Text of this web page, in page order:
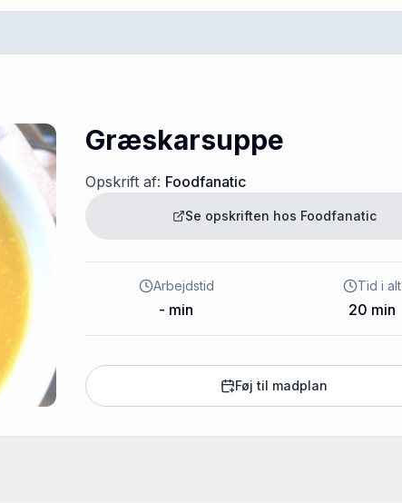
Græskarsuppe
Opskrift af: Foodfanatic
Se opskriften hos Foodfanatic
Arbejdstid
- min
Tid i alt
20 min
Føj til madplan